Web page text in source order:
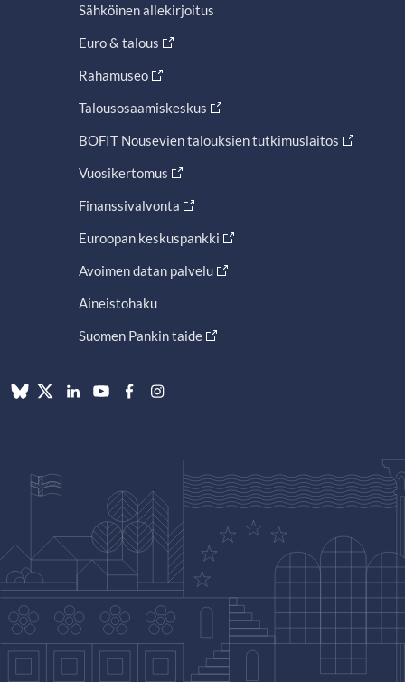
Sähköinen allekirjoitus
Euro & talous
Rahamuseo
Talousosaamiskeskus
BOFIT Nousevien talouksien tutkimuslaitos
Vuosikertomus
Finanssivalvonta
Euroopan keskuspankki
Avoimen datan palvelu
Aineistohaku
Suomen Pankin taide